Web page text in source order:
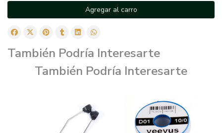
Agregar al carro
También Podría Interesarte
También Podría Interesarte